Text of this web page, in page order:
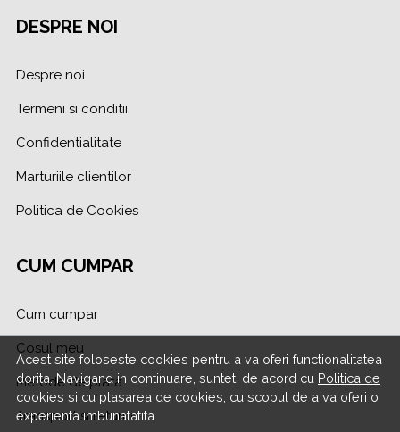
Acest site foloseste cookies pentru a va oferi functionalitatea
dorita. Navigand in continuare, sunteti de acord cu Politica de
cookies si cu plasarea de cookies, cu scopul de a va oferi o
experienta imbunatatita.
DESPRE NOI
Despre noi
Termeni si conditii
Confidentialitate
Marturiile clientilor
Politica de Cookies
CUM CUMPAR
Cum cumpar
Cosul meu
Metode de plata
Transport si retururi